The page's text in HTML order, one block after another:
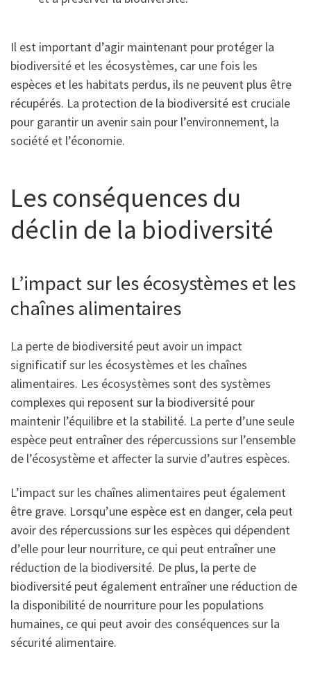
Il est important d’agir maintenant pour protéger la
biodiversité et les écosystèmes, car une fois les
espèces et les habitats perdus, ils ne peuvent plus être
récupérés. La protection de la biodiversité est cruciale
pour garantir un avenir sain pour l’environnement, la
société et l’économie.
Les conséquences du
déclin de la biodiversité
L’impact sur les écosystèmes et les
chaînes alimentaires
La perte de biodiversité peut avoir un impact
significatif sur les écosystèmes et les chaînes
alimentaires. Les écosystèmes sont des systèmes
complexes qui reposent sur la biodiversité pour
maintenir l’équilibre et la stabilité. La perte d’une seule
espèce peut entraîner des répercussions sur l’ensemble
de l’écosystème et affecter la survie d’autres espèces.
L’impact sur les chaînes alimentaires peut également
être grave. Lorsqu’une espèce est en danger, cela peut
avoir des répercussions sur les espèces qui dépendent
d’elle pour leur nourriture, ce qui peut entraîner une
réduction de la biodiversité. De plus, la perte de
biodiversité peut également entraîner une réduction de
la disponibilité de nourriture pour les populations
humaines, ce qui peut avoir des conséquences sur la
sécurité alimentaire.